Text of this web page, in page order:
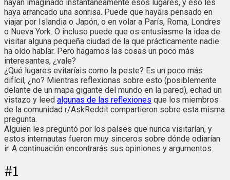
hayan imaginado instantáneamente esos lugares, y eso les
haya arrancado una sonrisa. Puede que hayáis pensado en
viajar por Islandia o Japón, o en volar a París, Roma, Londres
o Nueva York. O incluso puede que os entusiasme la idea de
visitar alguna pequeña ciudad de la que prácticamente nadie
ha oído hablar. Pero hagamos las cosas un poco más
interesantes, ¿vale?
¿Qué lugares evitaríais como la peste? Es un poco más
difícil, ¿no? Mientras reflexionas sobre esto (posiblemente
delante de un mapa gigante del mundo en la pared), echad un
vistazo y leed algunas de las reflexiones que los miembros
de la comunidad r/AskReddit compartieron sobre esta misma
pregunta.
Alguien les preguntó por los países que nunca visitarían, y
estos internautas fueron muy sinceros sobre dónde odiarían
ir. A continuación encontrarás sus opiniones y argumentos.
#1